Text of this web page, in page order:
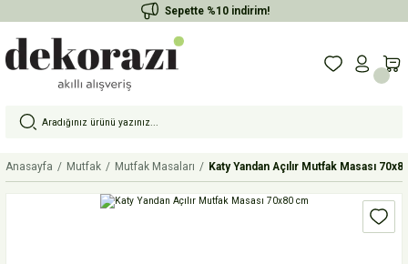
Sepette %10 indirim!
Anasayfa Mutfak Mutfak Masaları Katy Yandan Açılır Mutfak Masası